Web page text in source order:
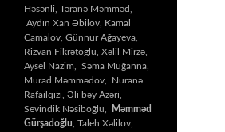
Həsənli, Təranə Məmməd,
Aydın Xan Əbilov, Kamal
Camalov, Günnur Ağayeva,
Rizvan Fikrətoğlu, Xəlil Mirzə,
Aysel Nazim, Səma Muğanna,
Murad Məmmədov, Nuranə
Rafailqızı, Əli bəy Azəri,
Sevindik Nəsiboğlu,
Məmməd
Gürşadoğlu , Taleh Xəlilov,